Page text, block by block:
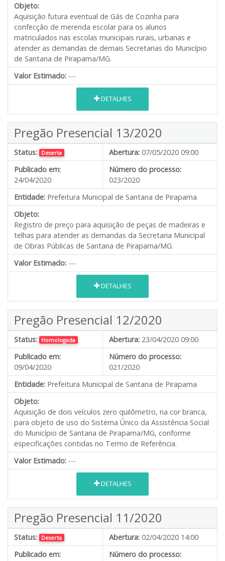
Objeto:
Aquisição futura eventual de Gás de Cozinha para
confecção de merenda escolar para os alunos
matriculados nas escolas municipais rurais, urbanas e
atender as demandas de demais Secretarias do Município
de Santana de Pirapama/MG.
Valor Estimado: ---
DETALHES
Pregão Presencial 13/2020
Status: Deserta Abertura: 07/05/2020 09:00
Publicado em:
24/04/2020
Número do processo:
023/2020
Entidade: Prefeitura Municipal de Santana de Pirapama
Objeto:
Registro de preço para aquisição de peças de madeiras e
telhas para atender as demandas da Secretaria Municipal
de Obras Públicas de Santana de Pirapama/MG.
Valor Estimado: ---
DETALHES
Pregão Presencial 12/2020
Status: Homologada Abertura: 23/04/2020 09:00
Publicado em:
09/04/2020
Número do processo:
021/2020
Entidade: Prefeitura Municipal de Santana de Pirapama
Objeto:
Aquisição de dois veículos zero quilômetro, na cor branca,
para objeto de uso do Sistema Único da Assistência Social
do Município de Santana de Pirapama/MG, conforme
especificações contidas no Termo de Referência.
Valor Estimado: ---
DETALHES
Pregão Presencial 11/2020
Status: Deserta Abertura: 02/04/2020 14:00
Publicado em:
Número do processo: